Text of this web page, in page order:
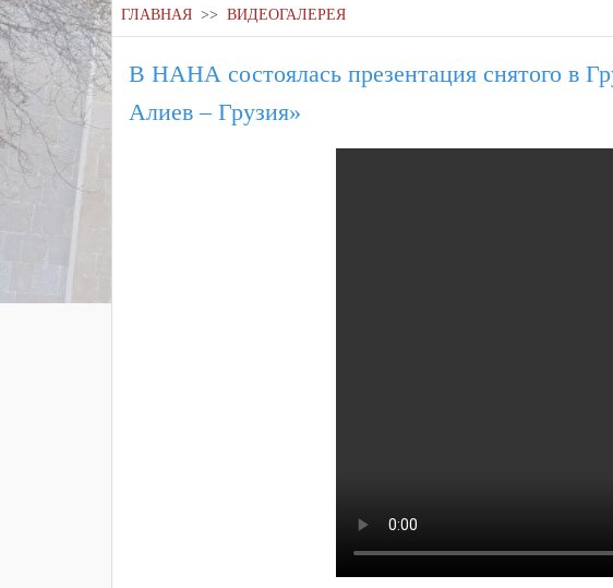
ГЛАВНАЯ >> ВИДЕОГАЛЕРЕЯ
В НАНА состоялась презентация снятого в
Алиев – Грузия»